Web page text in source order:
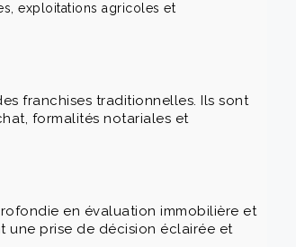
exploitations agricoles et
franchises traditionnelles. Ils sont
formalités notariales et
en évaluation immobilière et
une prise de décision éclairée et